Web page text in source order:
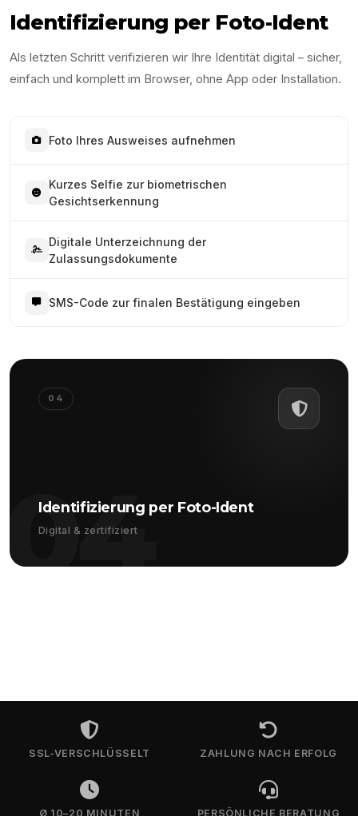
Identifizierung per Foto-Ident
Als letzten Schritt verifizieren wir Ihre Identität digital – sicher,
einfach und komplett im Browser, ohne App oder Installation.
Foto Ihres Ausweises aufnehmen
Kurzes Selfie zur biometrischen
Gesichtserkennung
Digitale Unterzeichnung der
Zulassungsdokumente
SMS-Code zur finalen Bestätigung eingeben
04
04
Identifizierung per Foto-Ident
Digital & zertifiziert
SSL-VERSCHLÜSSELT ZAHLUNG NACH ERFOLG
Ø 10–20 MINUTEN PERSÖNLICHE BERATUNG